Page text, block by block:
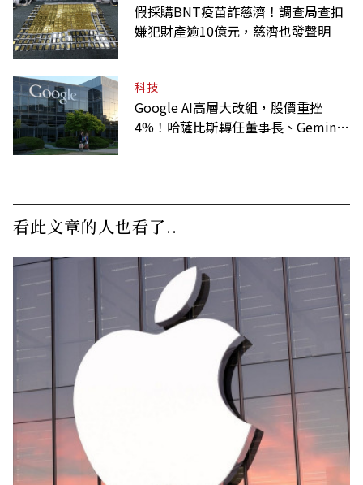
假採購BNT疫苗詐慈濟！調查局查扣
嫌犯財產逾10億元，慈濟也發聲明
科技
Google AI高層大改組，股價重挫
4%！哈薩比斯轉任董事長、Gemini
看此文章的人也看了..